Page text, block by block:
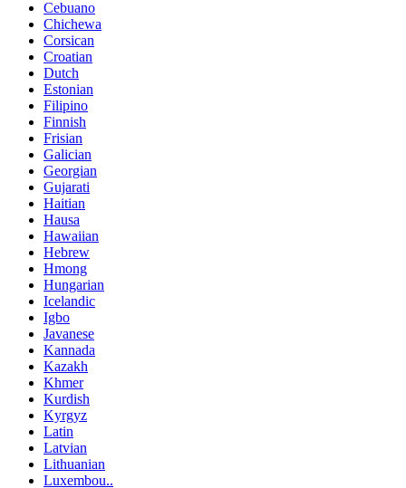
Cebuano
Chichewa
Corsican
Croatian
Dutch
Estonian
Filipino
Finnish
Frisian
Galician
Georgian
Gujarati
Haitian
Hausa
Hawaiian
Hebrew
Hmong
Hungarian
Icelandic
Igbo
Javanese
Kannada
Kazakh
Khmer
Kurdish
Kyrgyz
Latin
Latvian
Lithuanian
Luxembou..